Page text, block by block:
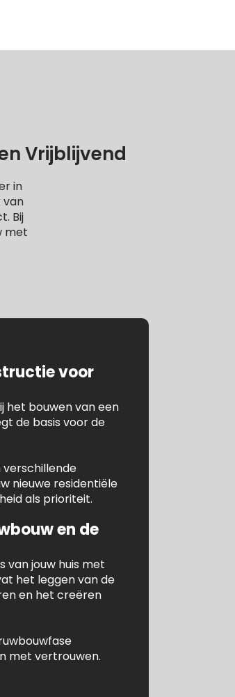
Vrijblijvend
in
van
Bij
met
voor
het bouwen van een
de basis voor de
nieuwe residentiële
als prioriteit.
en de
van jouw huis met
het leggen van de
en het creëren
met vertrouwen.